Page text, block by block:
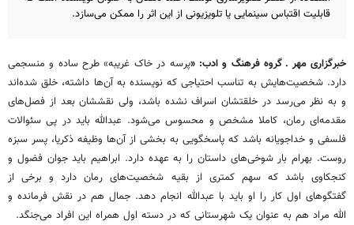
قابلیت اقتباس سینمایی یا تلویزیونی از این اثر را ممکن می‌سازد.
خبرگزاری مهر ـ گروه فرهنگ و ادب: «پرسه در خاک غریبه» طرح ساده و منسجمی
دارد. شخصیت‌هایش به تناسب احتیاجی که نویسنده به آن‌ها داشته، خلق‌ شده‌اند
و به نظر می‌رسد در خلقتشان اسراف نشده باشد، ولی نقششان بعد از فصل‌های
مقدمه‌ای رمان، کاملا مشخص و محسوس می‌شود. عبدالله باید در پی سئوالات
فلسفی و خداجویانه‌ باشد که پاسخگویی به بخشی از آن‌ها وظیفه ذکریا، پسر سبزه‌
روست. بهرام بار شوخی‌های داستان را به عهده دارد. ابراهیم باید جوان فضول و
کنجکاوی باشد که سهم کمتری از بقیه شخصیت‌های رمان دارد و برخی از
گفتگوهای اول کار را او باید با عبدالله انجام دهد. جمال هم در نقش فرمانده و
الله مراد هم به عنوان یک شهرستانی که در دسته اول همراه این افراد می‌جنگد.